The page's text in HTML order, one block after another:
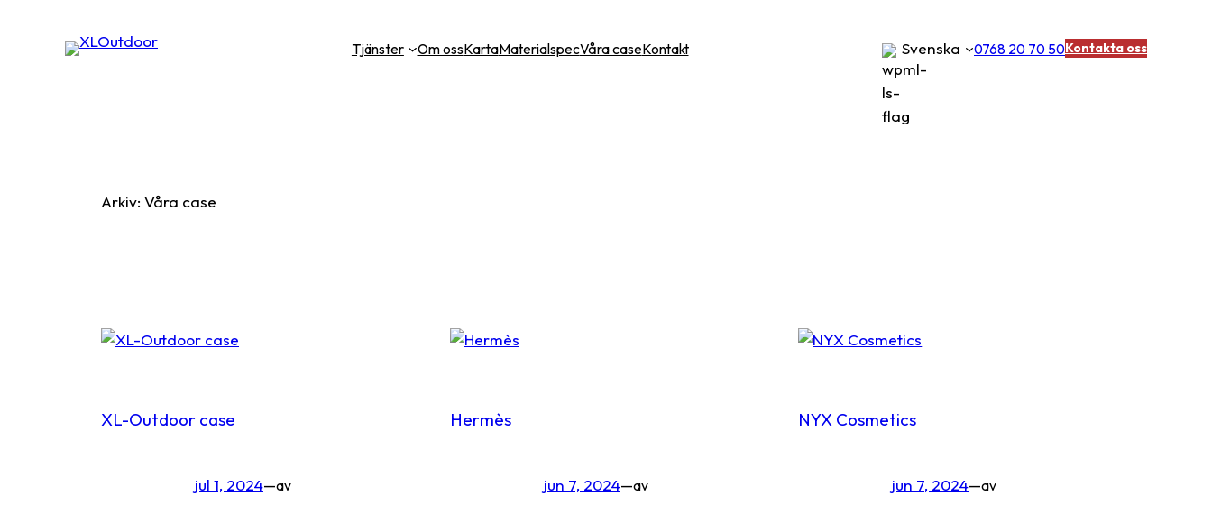
Tjänster Om ossKartaMaterialspecVåra caseKontakt Svenska 0768 20 70 50Kontakta oss
Arkiv: Våra case
XL-Outdoor case
jul 1, 2024—av
Hermès
jun 7, 2024—av
NYX Cosmetics
jun 7, 2024—av